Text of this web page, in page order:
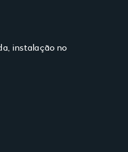
instalação no